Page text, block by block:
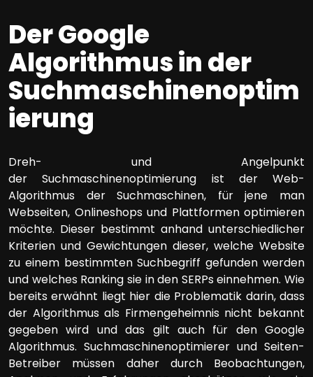
Der Google
Algorithmus in der
Suchmaschinenoptim
ierung
Dreh- und Angelpunkt
der Suchmaschinenoptimierung ist der Web-
Algorithmus der Suchmaschinen, für jene man
Webseiten, Onlineshops und Plattformen optimieren
möchte. Dieser bestimmt anhand unterschiedlicher
Kriterien und Gewichtungen dieser, welche Website
zu einem bestimmten Suchbegriff gefunden werden
und welches Ranking sie in den SERPs einnehmen. Wie
bereits erwähnt liegt hier die Problematik darin, dass
der Algorithmus als Firmengeheimnis nicht bekannt
gegeben wird und das gilt auch für den Google
Algorithmus. Suchmaschinenoptimierer und Seiten-
Betreiber müssen daher durch Beobachtungen,